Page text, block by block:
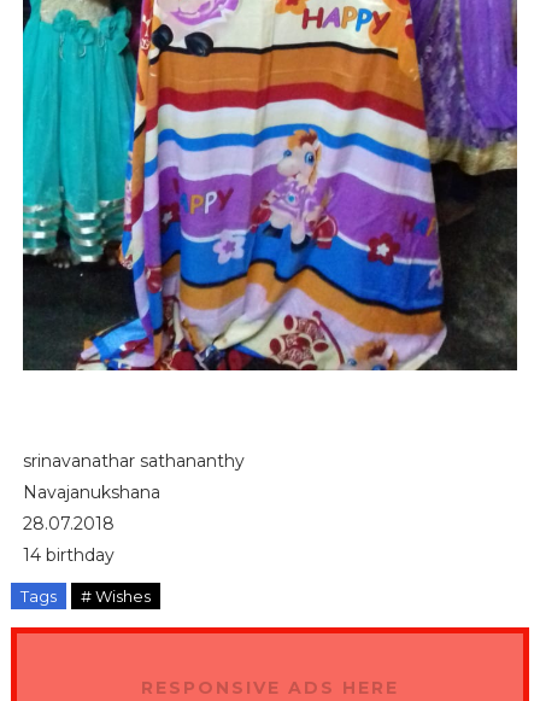
srinavanathar sathananthy
Navajanukshana
28.07.2018
14 birthday
Tags # Wishes
RESPONSIVE ADS HERE